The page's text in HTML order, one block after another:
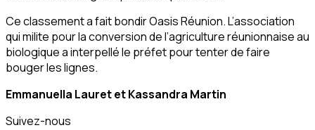
Ce classement a fait bondir Oasis Réunion. L’association
qui milite pour la conversion de l’agriculture réunionnaise au
biologique a interpellé le préfet pour tenter de faire
bouger les lignes.
Emmanuella Lauret et Kassandra Martin
Suivez-nous